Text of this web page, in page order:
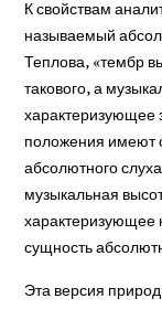
К свойствам
называемый
Теплова, «тембр
такового, а
характеризующее
положения имеют
абсолютного
музыкальная
характеризующее
сущность
Эта версия